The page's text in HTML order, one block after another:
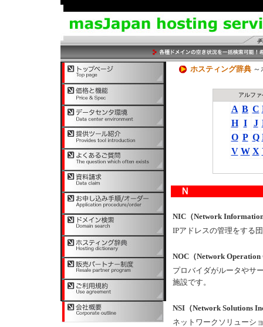
ホスティング辞典
アルフ
A B C
H I J
O P Q
V W X
Ｎ
NIC（Network
IPアドレスの管理をする
NOC（Network Operation
プロバイダがルータやサ
施設です。
NSI（Network Solutions
ネットワークソリューシ